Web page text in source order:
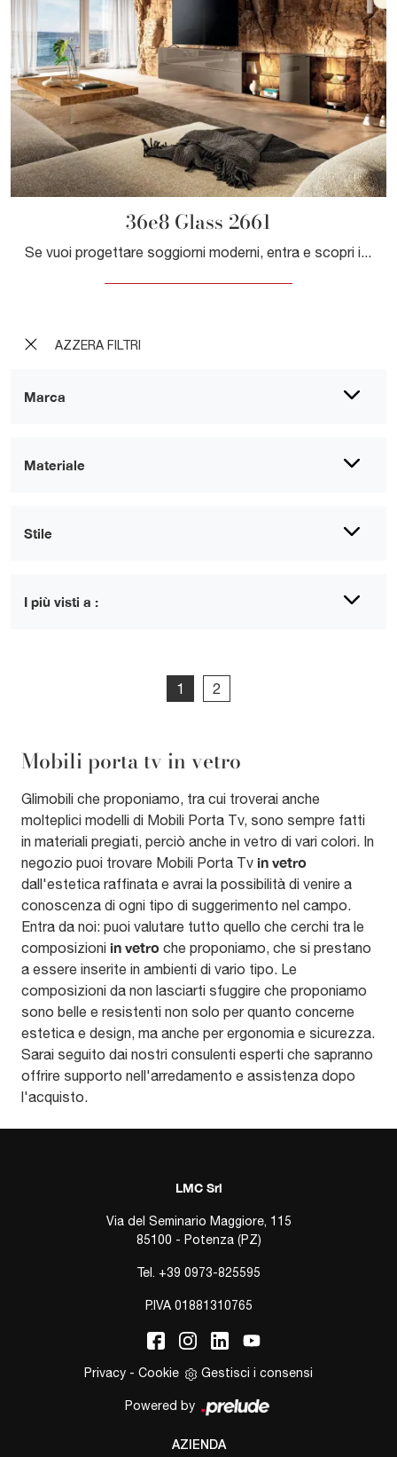
AZZERA FILTRI
Marca
Materiale
Stile
I più visti a :
36e8 Glass 2661
1 2
Mobili porta tv in vetro
Glimobili che proponiamo, tra cui troverai anche
molteplici modelli di Mobili Porta Tv, sono sempre fatti
in materiali pregiati, perciò anche in vetro di vari colori. In
negozio puoi trovare Mobili Porta Tv in vetro
dall'estetica raffinata e avrai la possibilità di venire a
conoscenza di ogni tipo di suggerimento nel campo.
Entra da noi: puoi valutare tutto quello che cerchi tra le
composizioni in vetro che proponiamo, che si prestano
a essere inserite in ambienti di vario tipo. Le
composizioni da non lasciarti sfuggire che proponiamo
sono belle e resistenti non solo per quanto concerne
estetica e design, ma anche per ergonomia e sicurezza.
Sarai seguito dai nostri consulenti esperti che sapranno
offrire supporto nell'arredamento e assistenza dopo
l'acquisto.
LMC Srl
Via del Seminario Maggiore, 115
85100 - Potenza (PZ)
Tel. +39 0973-825595
P.IVA 01881310765
Privacy - Cookie Gestisci i consensi
Powered by
AZIENDA